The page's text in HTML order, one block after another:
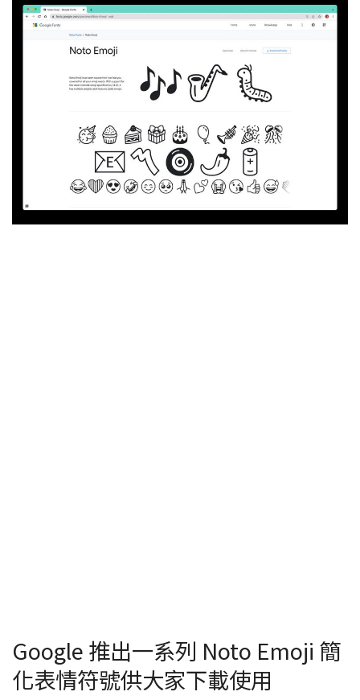
Google 推出一系列 Noto Emoji 簡
化表情符號供大家下載使用